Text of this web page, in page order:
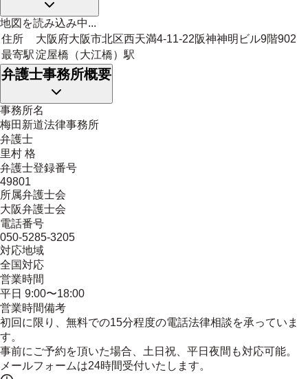
地図を読み込み中...
住所
大阪府大阪市北区西天満4-11-22阪神神明ビル9階902
最寄駅淀屋橋（大江橋）駅
弁護士事務所概要
事務所名
梅田新道法律事務所
弁護士
里村 格
弁護士登録番号
49801
所属弁護士会
大阪弁護士会
電話番号
050-5285-3205
対応地域
全国対応
営業時間
平日 9:00〜18:00
営業時間備考
初回に限り、無料での15分程度の電話法律相談を承っていま
す。
事前にご予約を頂いた場合、土日祝、平日夜間も対応可能。
メールフォームは24時間受付いたします。